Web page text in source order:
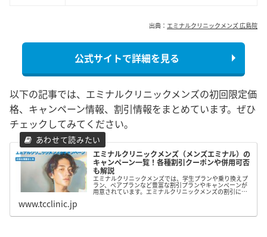
出典： エミナルクリニックメンズ 広島院
公式サイトで詳細を見る
以下の記事では、エミナルクリニックメンズの初回限定価
格、キャンペーン情報、割引情報をまとめています。ぜひ
チェックしてみてください。
エミナルクリニックメンズ（メンズエミナル）の
キャンペーン一覧！各種割引クーポンや併用可否
も解説
エミナルクリニックメンズでは、学生プランや乗り換えプ
ラン、ペアプランなど豊富な割引プランやキャンペーンが
用意されています。エミナルクリニックメンズの割引につ
www.tcclinic.jp